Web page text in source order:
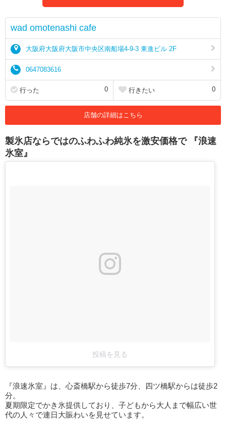
wad omotenashi cafe
大阪府大阪府大阪市中央区南船場4-9-3 東進ビル 2F
0647083616
行った 0 行きたい 0
店舗の詳細はこちら
製氷店ならではのふわふわ純氷を激安価格で 『浪速
氷室』
投稿を見る
『浪速氷室』は、心斎橋駅から徒歩7分、四ツ橋駅からは徒歩2
分。
夏期限定でかき氷提供しており、子どもから大人まで幅広い世
代の人々で連日大賑わいを見せています。